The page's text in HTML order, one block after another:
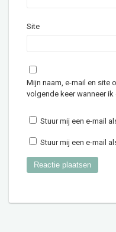
Site
Mijn naam, e-mail en site
volgende keer wanneer
Stuur mij een e-mail
Stuur mij een e-mail